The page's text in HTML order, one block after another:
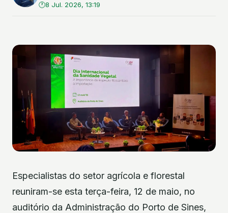
8 Jul. 2026, 13:19
Especialistas do setor agrícola e florestal
reuniram-se esta terça-feira, 12 de maio, no
auditório da Administração do Porto de Sines,